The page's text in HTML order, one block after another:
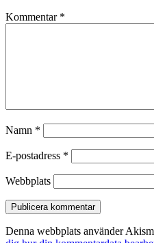
Kommentar *
Namn *
E-postadress *
Webbplats
Denna webbplats använder